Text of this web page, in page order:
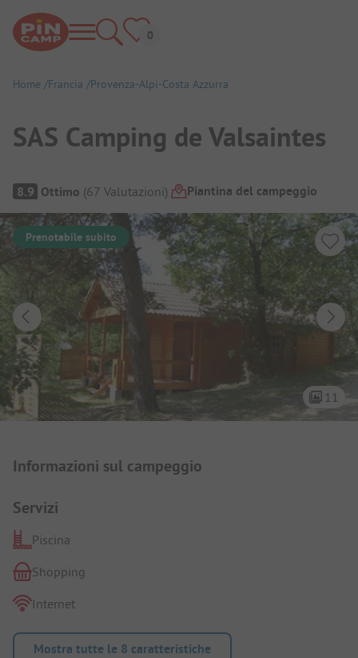
Home Francia Provenza-Alpi-Costa Azzurra
SAS Camping de Valsaintes
Panoramica del campeggio
8.9 Ottimo (67 Valutazioni) Piantina del campeggio
Prenotabile subito
11
Informazioni sul campeggio
Servizi
Piscina
Shopping
Internet
Mostra tutte le 8 caratteristiche